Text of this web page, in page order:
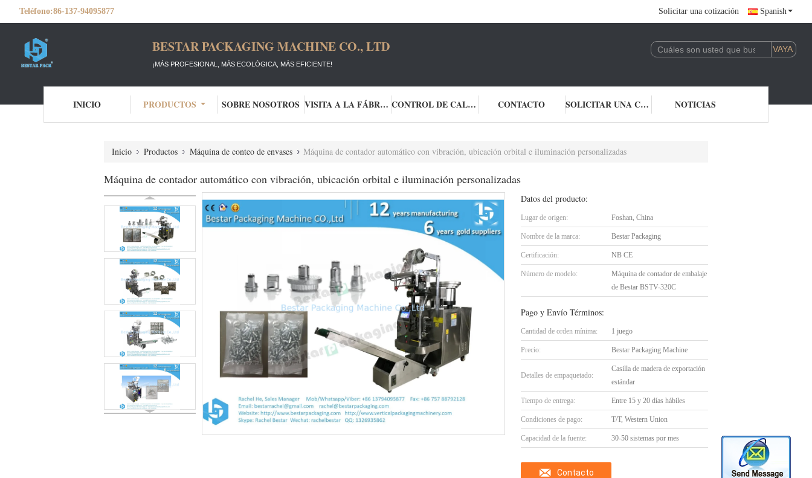
Teléfono:86-137-94095877 Solicitar una cotización Spanish
BESTAR PACKAGING MACHINE CO., LTD
¡MÁS PROFESIONAL, MÁS ECOLÓGICA, MÁS EFICIENTE!
INICIO PRODUCTOS SOBRE NOSOTROS VISITA A LA FÁBRICA CONTROL DE CALIDAD CONTACTO SOLICITAR UNA COTIZACIÓN NOTICIAS
Inicio Productos Máquina de conteo de envases Máquina de contador automático con vibración, ubicación orbital e iluminación personalizadas
Máquina de contador automático con vibración, ubicación orbital e iluminación personalizadas
Datos del producto:
Lugar de origen: Foshan, China
Nombre de la marca: Bestar Packaging
Certificación: NB CE
Número de modelo:
Máquina de contador de embalaje
de Bestar BSTV-320C
Pago y Envío Términos:
Cantidad de orden mínima: 1 juego
Precio: Bestar Packaging Machine
Detalles de empaquetado:
Casilla de madera de exportación
estándar
Tiempo de entrega: Entre 15 y 20 días hábiles
Condiciones de pago: T/T, Western Union
Capacidad de la fuente: 30-50 sistemas por mes
Contacto